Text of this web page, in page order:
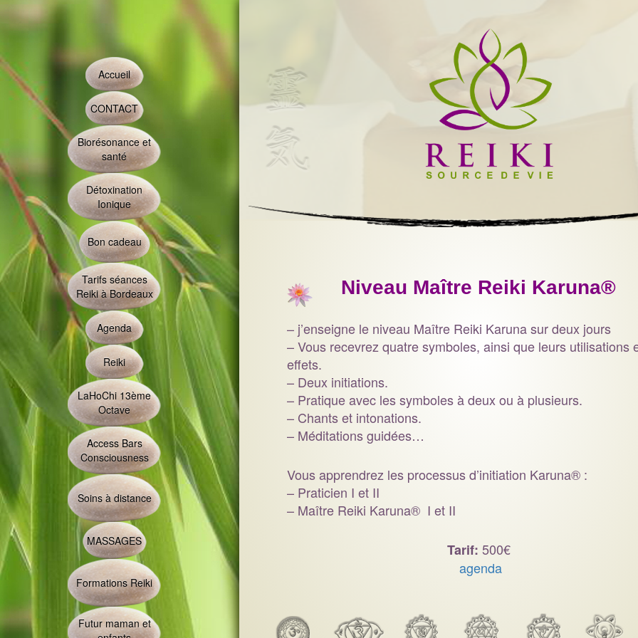
Accueil
CONTACT
Biorésonance et
santé
Détoxination
Ionique
Bon cadeau
Tarifs séances
Reiki à Bordeaux
Agenda
Reiki
LaHoChi 13ème
Octave
Access Bars
Consciousness
Soins à distance
MASSAGES
Formations Reiki
Futur maman et
Niveau Maître Reiki Karuna®
– j’enseigne le niveau Maître Reiki Karuna sur deux jours
– Vous recevrez quatre symboles, ainsi que leurs utilisations
effets.
– Deux initiations.
– Pratique avec les symboles à deux ou à plusieurs.
– Chants et intonations.
– Méditations guidées…
Vous apprendrez les processus d’initiation Karuna® :
– Praticien I et II
– Maître Reiki Karuna® I et II
Tarif: 500€
agenda